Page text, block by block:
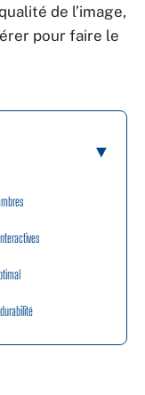
de l’image,
pour faire le